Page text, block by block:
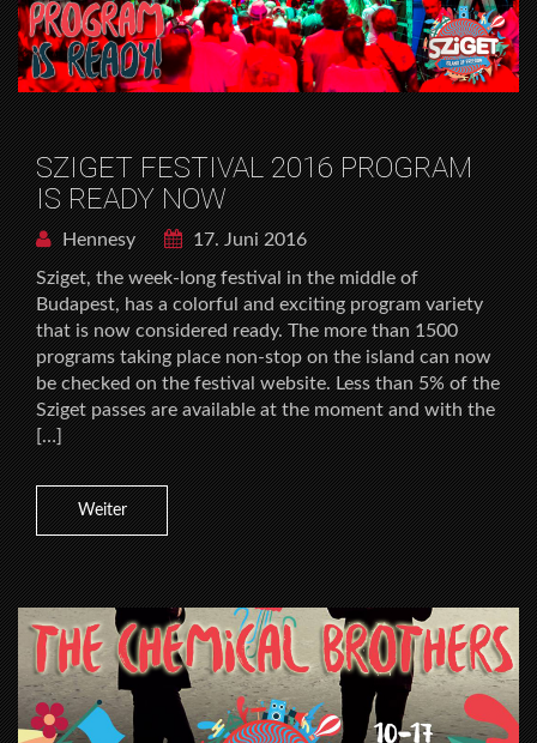
SZIGET FESTIVAL 2016 PROGRAM
IS READY NOW
Hennesy
17. Juni 2016
Sziget, the week-long festival in the middle of
Budapest, has a colorful and exciting program variety
that is now considered ready. The more than 1500
programs taking place non-stop on the island can now
be checked on the festival website. Less than 5% of the
Sziget passes are available at the moment and with the
[…]
Weiter